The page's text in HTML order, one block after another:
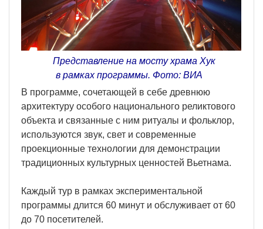
Представление на мосту храма Хук
в рамках программы. Фото: ВИA
В программе, сочетающей в себе древнюю
архитектуру особого национального реликтового
объекта и связанные с ним ритуалы и фольклор,
используются звук, свет и современные
проекционные технологии для демонстрации
традиционных культурных ценностей Вьетнама.
Каждый тур в рамках экспериментальной
программы длится 60 минут и обслуживает от 60
до 70 посетителей.